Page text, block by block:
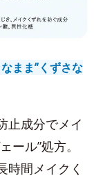
まま”くずさな
止成分でメイ
ール”処方。
時間メイクく